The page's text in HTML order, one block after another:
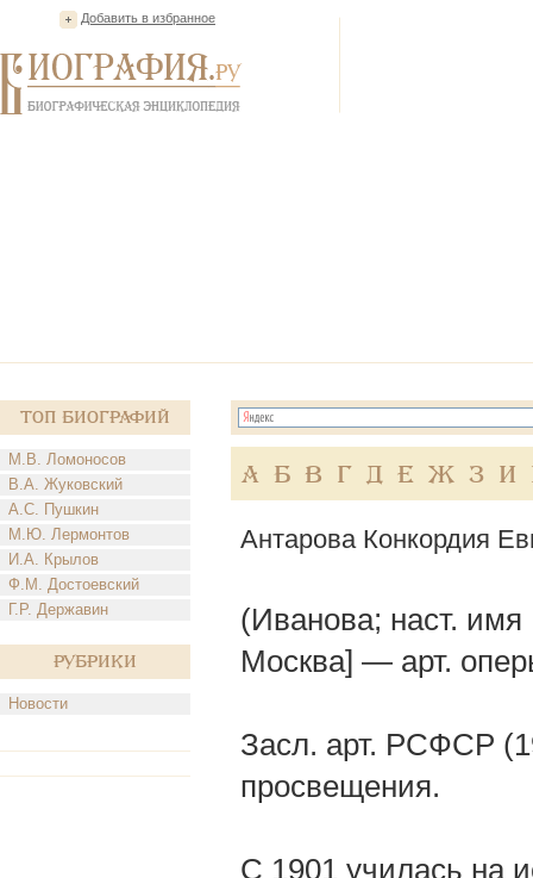
Добавить в избранное
Топ Биографий
М.В. Ломоносов
В.А. Жуковский
А.С. Пушкин
М.Ю. Лермонтов
И.А. Крылов
Ф.М. Достоевский
Г.Р. Державин
Рубрики
Новости
А Б В Г Д Е Ж З И
Антарова Конкордия
(Иванова; наст.
Москва] — арт.
Засл. арт. РСФСР
просвещения.
С 1901 училась на